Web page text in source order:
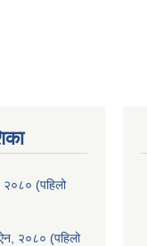
२०८० (पहिलो
२०८० (पहिलो